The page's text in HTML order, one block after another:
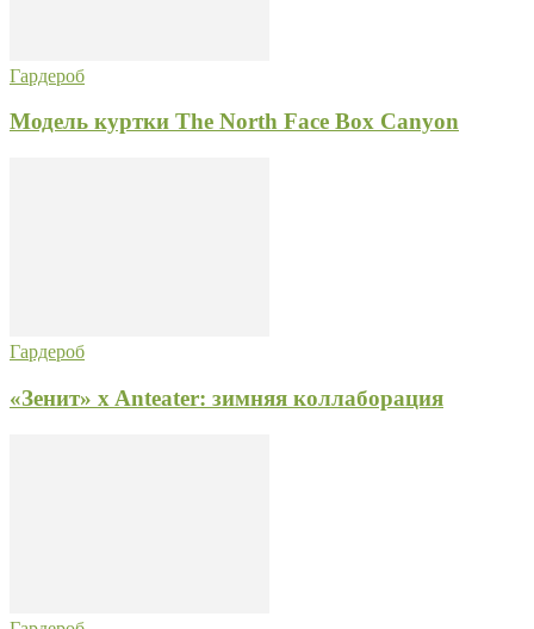
Гардероб
Модель куртки The North Face Box Canyon
Гардероб
«Зенит» x Anteater: зимняя коллаборация